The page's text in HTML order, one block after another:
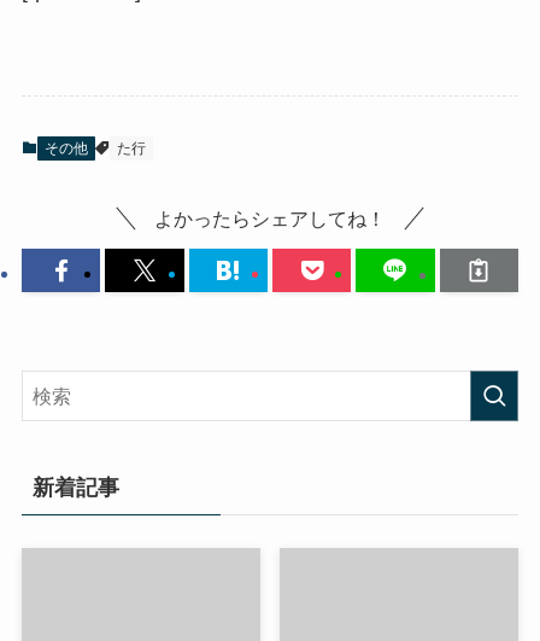
その他 た行
よかったらシェアしてね！
新着記事